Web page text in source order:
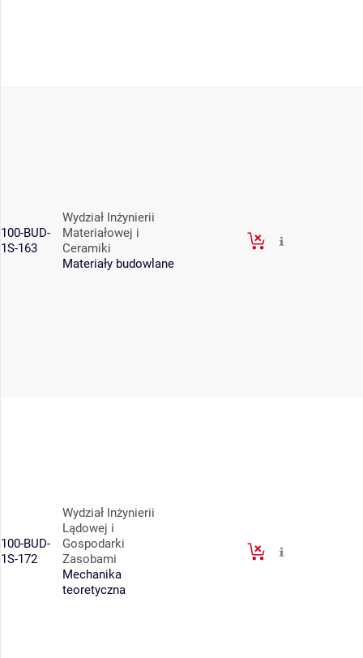
100-BUD-
1S-163
Wydział Inżynierii
Materiałowej i
Ceramiki
Materiały budowlane
100-BUD-
1S-172
Wydział Inżynierii
Lądowej i
Gospodarki
Zasobami
Mechanika
teoretyczna